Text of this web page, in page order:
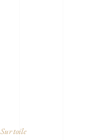
Sur toile